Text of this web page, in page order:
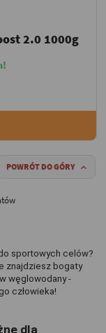
2.0 1000g
POWRÓT DO GÓRY 
sportowych celów?
znajdziesz bogaty
węglowodany -
człowieka!
dla